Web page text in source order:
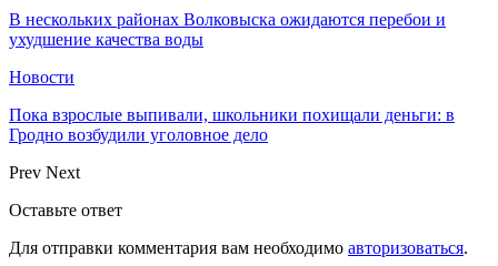
В нескольких районах Волковыска ожидаются перебои и
ухудшение качества воды
Новости
Пока взрослые выпивали, школьники похищали деньги: в
Гродно возбудили уголовное дело
Prev Next
Оставьте ответ
Для отправки комментария вам необходимо авторизоваться.